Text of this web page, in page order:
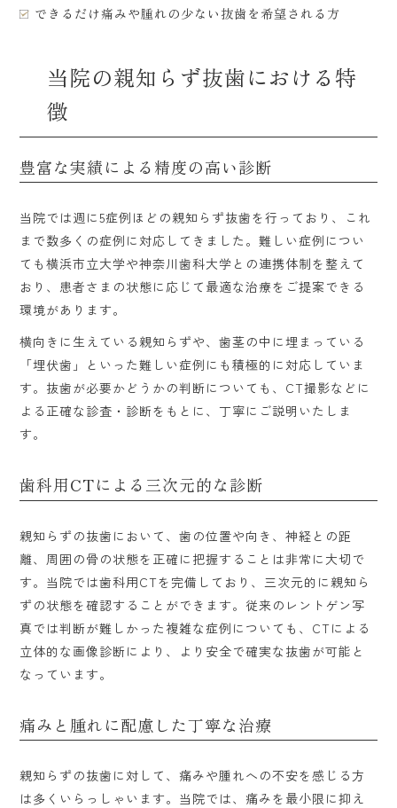
できるだけ痛みや腫れの少ない抜歯を希望される方
当院の親知らず抜歯における特
徴
豊富な実績による精度の高い診断
当院では週に5症例ほどの親知らず抜歯を行っており、これ
まで数多くの症例に対応してきました。難しい症例につい
ても横浜市立大学や神奈川歯科大学との連携体制を整えて
おり、患者さまの状態に応じて最適な治療をご提案できる
環境があります。
横向きに生えている親知らずや、歯茎の中に埋まっている
「埋伏歯」といった難しい症例にも積極的に対応していま
す。抜歯が必要かどうかの判断についても、CT撮影などに
よる正確な診査・診断をもとに、丁寧にご説明いたしま
す。
歯科用CTによる三次元的な診断
親知らずの抜歯において、歯の位置や向き、神経との距
離、周囲の骨の状態を正確に把握することは非常に大切で
す。当院では歯科用CTを完備しており、三次元的に親知ら
ずの状態を確認することができます。従来のレントゲン写
真では判断が難しかった複雑な症例についても、CTによる
立体的な画像診断により、より安全で確実な抜歯が可能と
なっています。
痛みと腫れに配慮した丁寧な治療
親知らずの抜歯に対して、痛みや腫れへの不安を感じる方
は多くいらっしゃいます。当院では、痛みを最小限に抑え